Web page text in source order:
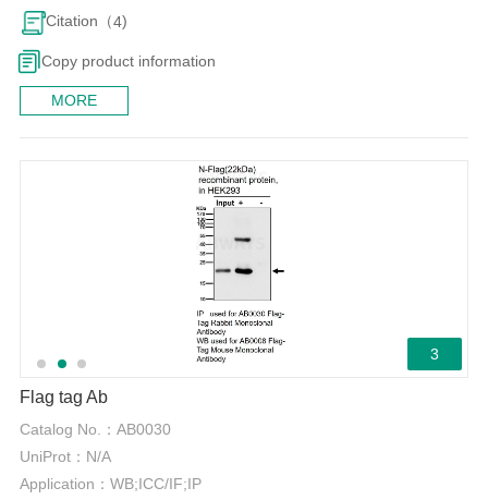
Citation（4)
Copy product information
MORE
3
Flag tag Ab
Catalog No.： AB0030
UniProt： N/A
Application： WB;ICC/IF;IP